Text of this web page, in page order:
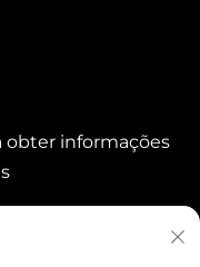
obter informações